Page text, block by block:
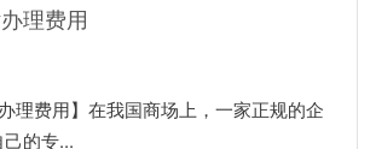
理费用
理费用】在我国商场上，一家正规的企
的专...